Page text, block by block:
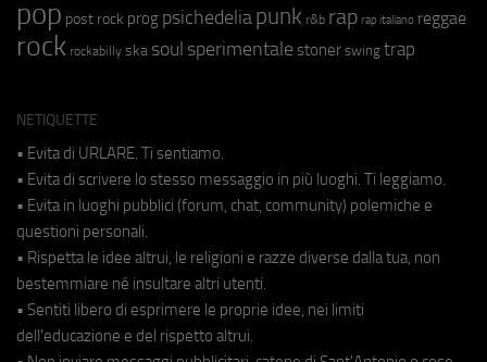
pop post rock prog psichedeliapunk r&b rap rap italiano reggae
rock rockabilly ska soul sperimentale stoner swing trap
NETIQUETTE
• Evita di URLARE. Ti sentiamo.
• Evita di scrivere lo stesso messaggio in più luoghi. Ti leggiamo.
• Evita in luoghi pubblici (forum, chat, community) polemiche e
questioni personali.
• Rispetta le idee altrui, le religioni e razze diverse dalla tua, non
bestemmiare né insultare altri utenti.
• Sentiti libero di esprimere le proprie idee, nei limiti
dell'educazione e del rispetto altrui.